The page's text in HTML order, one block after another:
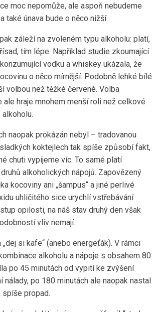
moc nepomůže, ale aspoň nebudeme
také únava bude o něco nižší.
záleží na zvoleném typu alkoholu: platí,
tím lépe. Například studie zkoumající
vodku a whiskey ukázala, že
o něco mírnější. Podobně lehké bílé
volbou než těžké červené. Volba
ale hraje mnohem menší roli než celkové
naopak prokázán nebyl – tradovanou
koktejlech tak spíše způsobí fakt,
chuti vypijeme víc. To samé platí
alkoholických nápojů. Zapovězený
kocoviny ani „šampus“ a jiné perlivé
uhličitého sice urychlí vstřebávání
opilosti, na náš stav druhý den však
vliv nemají.
„dej si kafe“ (anebo energeťák). V rámci
alkoholu a nápoje s obsahem 80
po 45 minutách od vypití ke zvýšení
po 180 minutách ale naopak nastal
propad.